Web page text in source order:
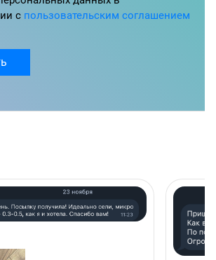
с пользовательским соглашением